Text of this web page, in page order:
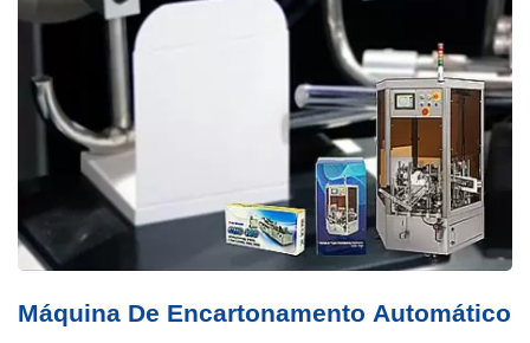
Máquina De Bandagem PTP